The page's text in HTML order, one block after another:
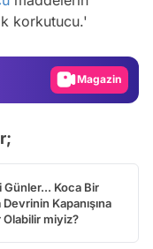
korkutucu.'
Magazin
Günler... Koca Bir
Kapanışına
miyiz?